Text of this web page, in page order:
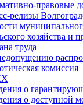
правовые
релизы
хозяйства и
труда
комиссия
о
о доступной